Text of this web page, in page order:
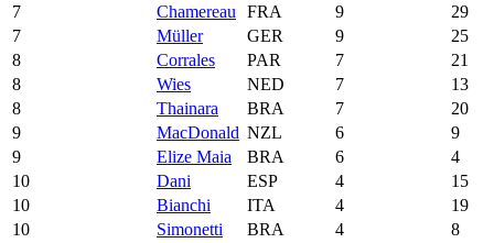
7
Chamereau FRA 9
29
7
Müller GER 9
25
8
Corrales PAR 7
21
8
Wies NED 7
13
8
Thainara BRA 7
20
9
MacDonald NZL 6
9
9
Elize Maia BRA 6
4
10
Dani ESP 4
15
10
Bianchi ITA 4
19
10
Simonetti BRA 4
8